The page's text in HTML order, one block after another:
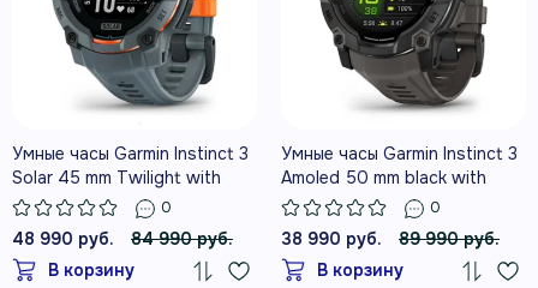
Умные часы Garmin Instinct 3
Solar 45 mm Twilight with
Twilight Band
0
48 990 руб.
84 990 руб.
В корзину
Умные часы Garmin Instinct 3
Amoled 50 mm black with
Charcoal Band
0
38 990 руб.
89 990 руб.
В корзину